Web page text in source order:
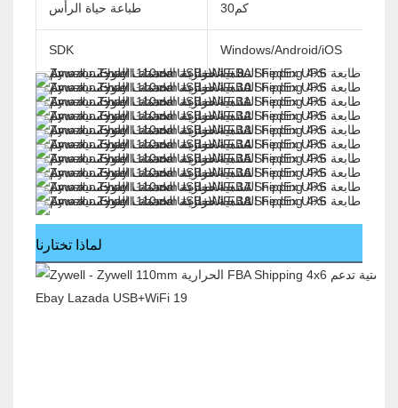
طباعة حياة الرأس كم30
SDK Windows/Android/iOS
لماذا تختارنا